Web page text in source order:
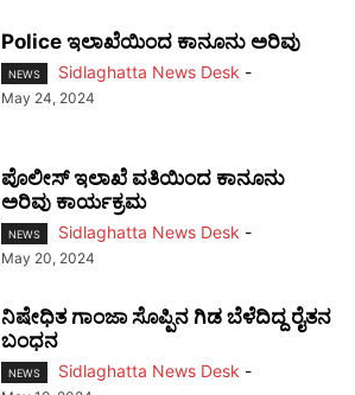
Police ಇಲಾಖೆಯಿಂದ ಕಾನೂನು ಅರಿವು
NEWS Sidlaghatta News Desk -
May 24, 2024
ಪೊಲೀಸ್ ಇಲಾಖೆ ವತಿಯಿಂದ ಕಾನೂನು
ಅರಿವು ಕಾರ್ಯಕ್ರಮ
NEWS Sidlaghatta News Desk -
May 20, 2024
ನಿಷೇಧಿತ ಗಾಂಜಾ ಸೊಪ್ಪಿನ ಗಿಡ ಬೆಳೆದಿದ್ದ ರೈತನ
ಬಂಧನ
NEWS Sidlaghatta News Desk -